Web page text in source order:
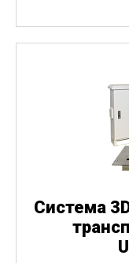
Система